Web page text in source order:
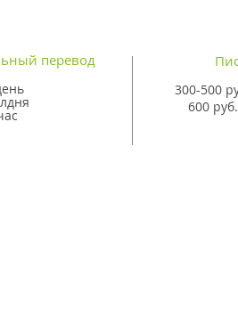
перевод
300-500
600